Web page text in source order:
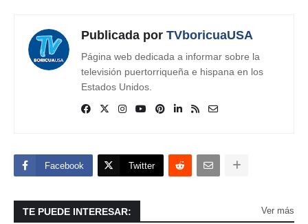
Publicada por TVboricuaUSA
Página web dedicada a informar sobre la
televisión puertorriqueña e hispana en los
Estados Unidos.
Facebook Twitter
TE PUEDE INTERESAR: Ver más